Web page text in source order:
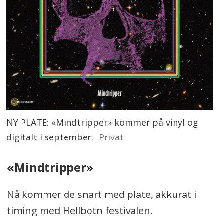
NY PLATE: «Mindtripper» kommer på vinyl og
digitalt i september. Privat
«Mindtripper»
Nå kommer de snart med plate, akkurat i
timing med Hellbotn festivalen.